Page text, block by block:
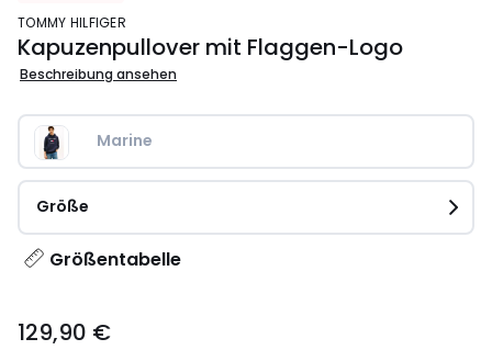
TOMMY HILFIGER
Kapuzenpullover mit Flaggen-Logo
Beschreibung ansehen
Marine
Größe
Größentabelle
€.
129,90 €